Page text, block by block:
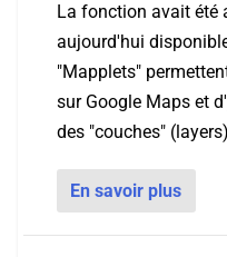
La fonction avait été
aujourd'hui
"Mapplets"
sur Google Maps et
des "couches"
En savoir plus